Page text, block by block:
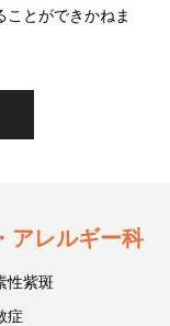
ことができかねま
アレルギー科
性紫斑
症